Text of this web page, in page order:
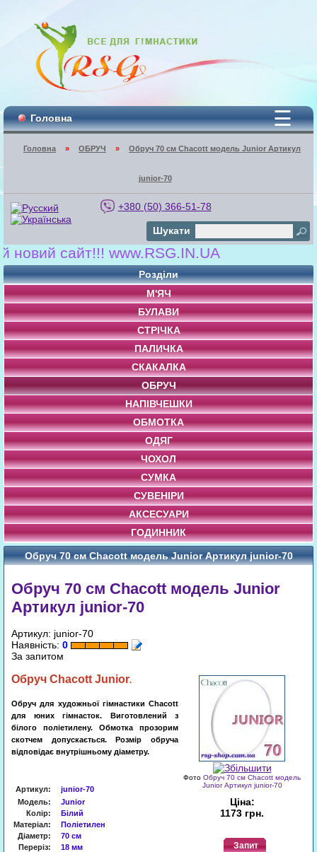
Головна ☰
Головна » ОБРУЧ » Обруч 70 cм Chacott модель Junior Артикул
junior-70
+380 (50) 366-51-78
Шукати
сайт!!! www.RSG.IN.UA
Розділи
М'ЯЧ
БУЛАВИ
СТРІЧКА
ПАЛИЧКА
СКАКАЛКА
ОБРУЧ
НАПІВЧЕШКИ
ОБМОТКА
ОДЯГ
ЧОХОЛ
СУМКА
СУВЕНІРИ
АКСЕСУАРИ
ГОДИННИК
Обруч 70 cм Chacott модель Junior Артикул junior-70
Обруч 70 cм Chacott модель Junior
Артикул junior-70
Артикул: junior-70
Наявність: 0
За запитом
Фото Обруч 70 cм Chacott модель
Junior Артикул junior-70
Ціна:
1173 грн.
Запит
Обруч Chacott Junior.
Обруч для художньої гімнастики Chacott
для юних гімнасток. Виготовлений з
білого поліетилену. Обмотка прозорим
скотчем допускається. Розмір обруча
відповідає внутрішньому діаметру.
Артикул: junior-70
Модель:
Junior
Колір:
Білий
Матеріал:
Поліетилен
Діаметр:
70 cм
Переріз:
18 мм